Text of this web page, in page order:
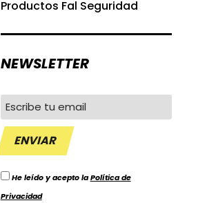
Productos Fal Seguridad
NEWSLETTER
He leído y acepto laPolítica de
Privacidad